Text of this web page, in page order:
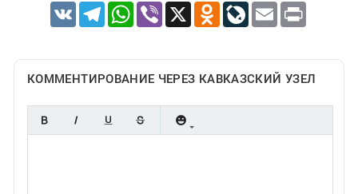
VK TelegramWhatsApp
Viber X Odnoklassniki
LiveJournal
Email Print
КОММЕНТИРОВАНИЕ ЧЕРЕЗ КАВКАЗСКИЙ УЗЕЛ